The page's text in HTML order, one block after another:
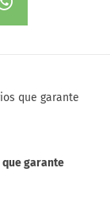
que garante